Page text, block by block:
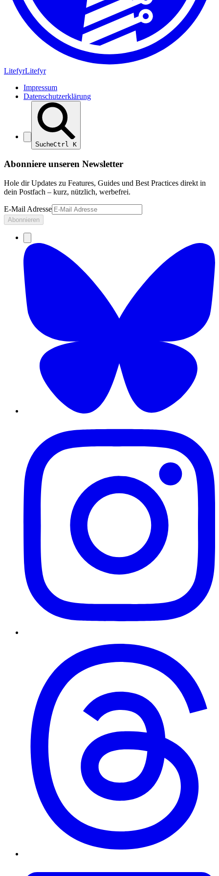
LitefyrLitefyr
Impressum
Datenschutzerklärung
SucheCtrl K
Abonniere unseren Newsletter
Hole dir Updates zu Features, Guides und Best Practices direkt in
dein Postfach – kurz, nützlich, werbefrei.
E-Mail Adresse
Abonnieren